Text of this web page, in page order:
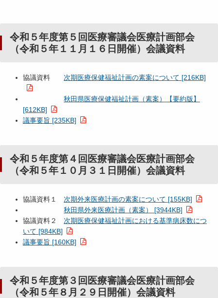
令和５年度第５回医療審議会医療計画部会
（令和５年１１月１６日開催）会議資料
協議資料 次期医療保健福祉計画の素案について [216KB]
秋田県医療保健福祉計画（素案）【要約版】
[612KB]
議事要旨 [235KB]
令和５年度第４回医療審議会医療計画部会
（令和５年１０月３１日開催）会議資料
協議資料１ 次期外来医療計画の素案について [155KB]
秋田県外来医療計画（素案） [3944KB]
協議資料２ 次期医療保健福祉計画における基準病床数につ
いて [984KB]
議事要旨 [160KB]
令和５年度第３回医療審議会医療計画部会
（令和５年８月２９日開催）会議資料